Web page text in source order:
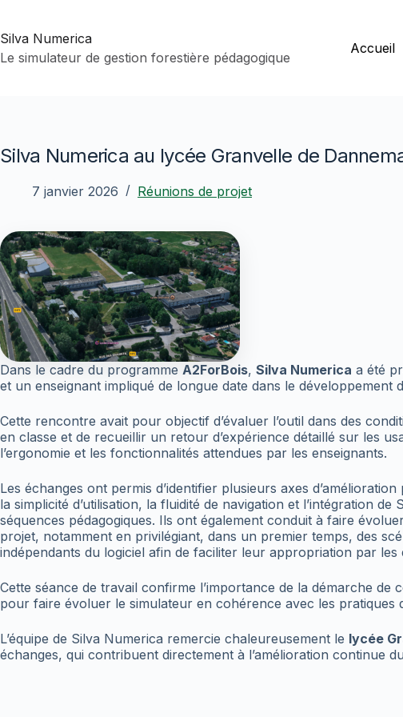
contenu
Silva Numerica
Le simulateur de gestion forestière pédagogique
Accueil
Silva Numerica au lycée Granvelle de
7 janvier 2026 Réunions de projet
Dans le cadre du programme A2ForBois, Silva Numerica a été
et un enseignant impliqué de longue date dans le développement
Cette rencontre avait pour objectif d’évaluer l’outil dans des
en classe et de recueillir un retour d’expérience détaillé sur les
l’ergonomie et les fonctionnalités attendues par les enseignants.
Les échanges ont permis d’identifier plusieurs axes
la simplicité d’utilisation, la fluidité de navigation et l’intégration de
séquences pédagogiques. Ils ont également conduit à faire
projet, notamment en privilégiant, dans un premier temps, des
indépendants du logiciel afin de faciliter leur appropriation par les
Cette séance de travail confirme l’importance de la démarche
pour faire évoluer le simulateur en cohérence avec les pratiques
L’équipe de Silva Numerica remercie chaleureusement le lycée
échanges, qui contribuent directement à l’amélioration continue